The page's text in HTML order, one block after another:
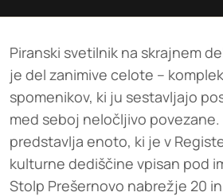
Piranski svetilnik na skrajnem
je del zanimive celote –
spomenikov, ki ju sestavljajo
med seboj neločljivo povezane.
predstavlja enoto, ki je v
kulturne dediščine vpisan pod
Stolp Prešernovo nabrežje 20